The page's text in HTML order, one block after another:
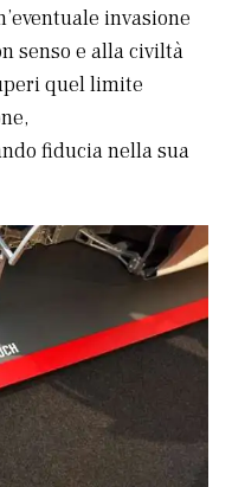
invasione
senso e alla civiltà
quel limite
fiducia nella sua